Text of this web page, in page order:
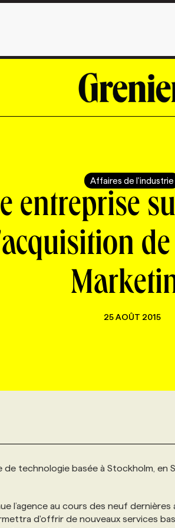
Affaires de l'industrie
entreprise
25 AOÛT 2015
de technologie basée à Stockholm, en
l’agence au cours des neuf
d'offrir de nouveaux services